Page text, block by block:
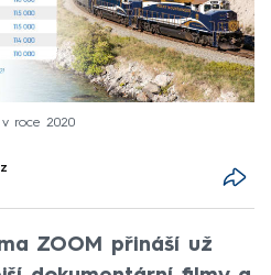
v roce 2020
ZOOM přináší už